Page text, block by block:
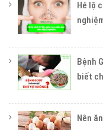
Hé lộ
Bệnh
biết
Nên